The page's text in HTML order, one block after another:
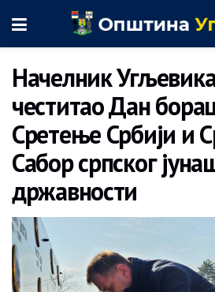
Начелник
честитао Дан
Сретење Србији и
Сабор српског
државности